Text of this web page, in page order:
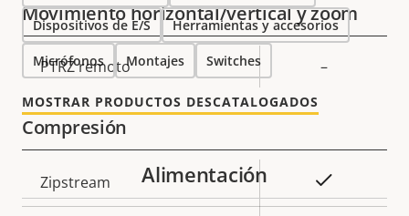
Movimiento horizontal/vertical y zoom
Descripción
propiedad
Valor de
propiedad
PTRZ remoto –
Compresión
Descripción
de
Valor de
la
Zipstream
Dispositivos de E/S Herramientas y accesorios
Micrófonos Montajes Switches
MOSTRAR PRODUCTOS DESCATALOGADOS
Alimentación